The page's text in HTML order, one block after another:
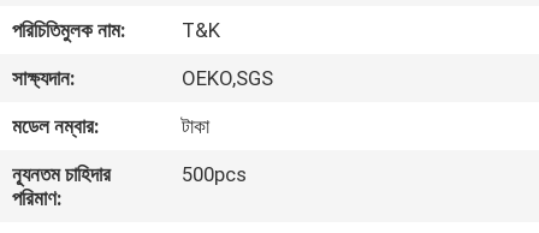
আমাদের
সম্পর্কে
কারখানা
ভ্রমণ
পরিচিতিমুলক নাম:
T&K
সাক্ষ্যদান:
OEKO,SGS
মডেল নম্বার:
টাকা
ন্যূনতম চাহিদার
পরিমাণ:
500pcs